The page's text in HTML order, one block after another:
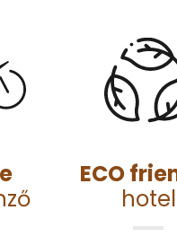
ECO
hotel